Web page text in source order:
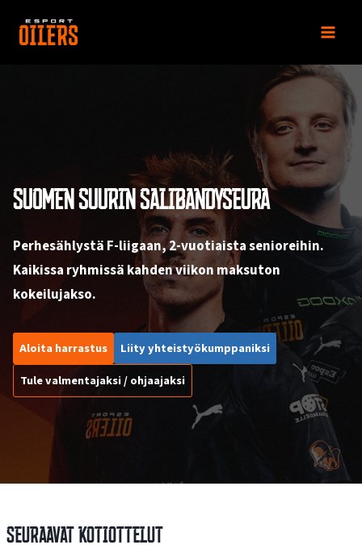
sisältöön
SUOMEN SUURIN SALIBANDYSEURA
Perhesählystä F-liigaan, 2-vuotiaista senioreihin.
Kaikissa ryhmissä kahden viikon maksuton
kokeilujakso.
Aloita harrastus
Liity yhteistyökumppaniksi
Tule valmentajaksi / ohjaajaksi
Seuraavat kotiottelut